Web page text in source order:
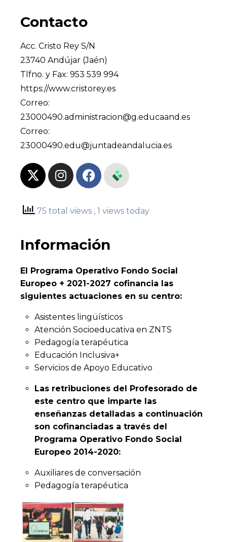
Contacto
Acc. Cristo Rey S/N
23740 Andújar (Jaén)
Tlfno. y Fax: 953 539 994
https://www.cristorey.es
Correo:
23000490.administracion@g.educaand.es
Correo:
23000490.edu@juntadeandalucia.es
75 total views , 1 views today
Información
El Programa Operativo Fondo Social
Europeo + 2021-2027 cofinancia las
siguientes actuaciones en su centro:
Asistentes lingüísticos
Atención Socioeducativa en ZNTS
Pedagogía terapéutica
Educación Inclusiva+
Servicios de Apoyo Educativo
Las retribuciones del Profesorado de
este centro que imparte las
enseñanzas detalladas a continuación
son cofinanciadas a través del
Programa Operativo Fondo Social
Europeo 2014-2020:
Auxiliares de conversación
Pedagogía terapéutica